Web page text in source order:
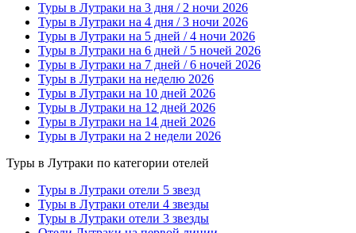
Туры в Лутраки на 3 дня / 2 ночи 2026
Туры в Лутраки на 4 дня / 3 ночи 2026
Туры в Лутраки на 5 дней / 4 ночи 2026
Туры в Лутраки на 6 дней / 5 ночей 2026
Туры в Лутраки на 7 дней / 6 ночей 2026
Туры в Лутраки на неделю 2026
Туры в Лутраки на 10 дней 2026
Туры в Лутраки на 12 дней 2026
Туры в Лутраки на 14 дней 2026
Туры в Лутраки на 2 недели 2026
Туры в Лутраки по категории отелей
Туры в Лутраки отели 5 звезд
Туры в Лутраки отели 4 звезды
Туры в Лутраки отели 3 звезды